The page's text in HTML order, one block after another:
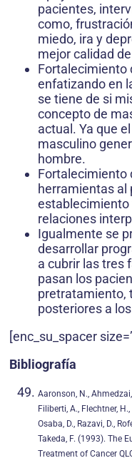
pacientes,
como,
miedo, ira y
mejor calidad
Fortalecimiento
enfatizando en
se tiene de si
concepto de
actual. Ya que
masculino
hombre.
Fortalecimiento
herramientas al
relaciones
Igualmente se
desarrollar
a cubrir las tres
pasan los
pretratamiento,
posteriores a
[enc_su_spacer
Bibliografía
Aaronson, N., Ahmedzai,
Filiberti, A., Flechtner,
Osaba, D., Razavi, D.,
Takeda, F. (1993). The
Treatment of Cancer